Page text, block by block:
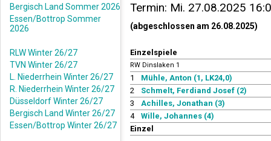
Bergisch Land Sommer 2026
Essen/Bottrop Sommer
2026
RLW Winter 26/27
TVN Winter 26/27
L. Niederrhein Winter 26/27
R. Niederrhein Winter 26/27
Düsseldorf Winter 26/27
Bergisch Land Winter 26/27
Essen/Bottrop Winter 26/27
Termin: Mi. 27.08.2025
(abgeschlossen am 26.08.2025)
Einzelspiele
RW Dinslaken 1
1
Mühle, Anton (1, LK24,0)
2
Schmelt, Ferdiand Josef (2)
3
Achilles, Jonathan (3)
4
Wille, Johannes (4)
Einzel